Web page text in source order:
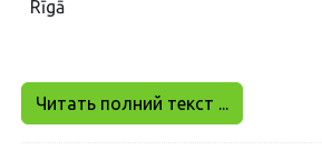
Rīgā
Читать полний текст ...